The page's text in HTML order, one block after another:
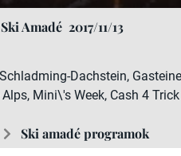
Ski Amadé 2017/11/13
Dachstein,
Mini\'s Week, Cash 4
Ski amadé programok